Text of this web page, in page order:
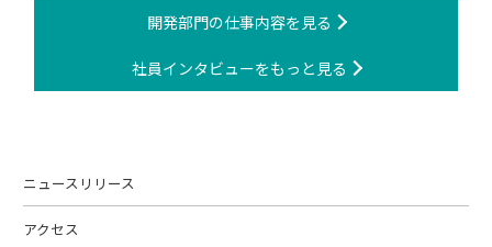
開発部門の仕事内容を見る
社員インタビューをもっと見る
ニュースリリース
アクセス